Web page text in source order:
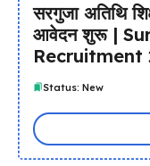
सरगुजा अतिथि
आवेदन शुरू |
Recruitment
Status: New